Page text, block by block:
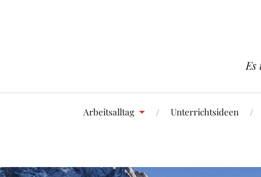
Es
Arbeitsalltag Unterrichtsideen